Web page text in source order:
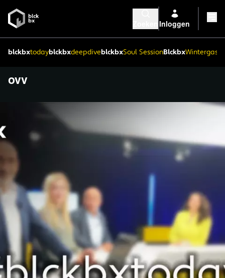
Inloggen
blckbxtodayblckbxdeepdiveblckbxSoul SessionBlckbx
ovv